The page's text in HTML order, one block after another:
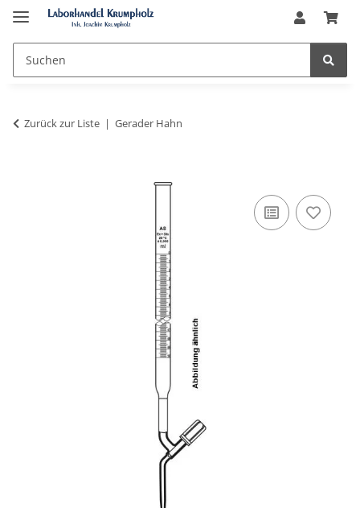
Zurück zur Liste Gerader Hahn